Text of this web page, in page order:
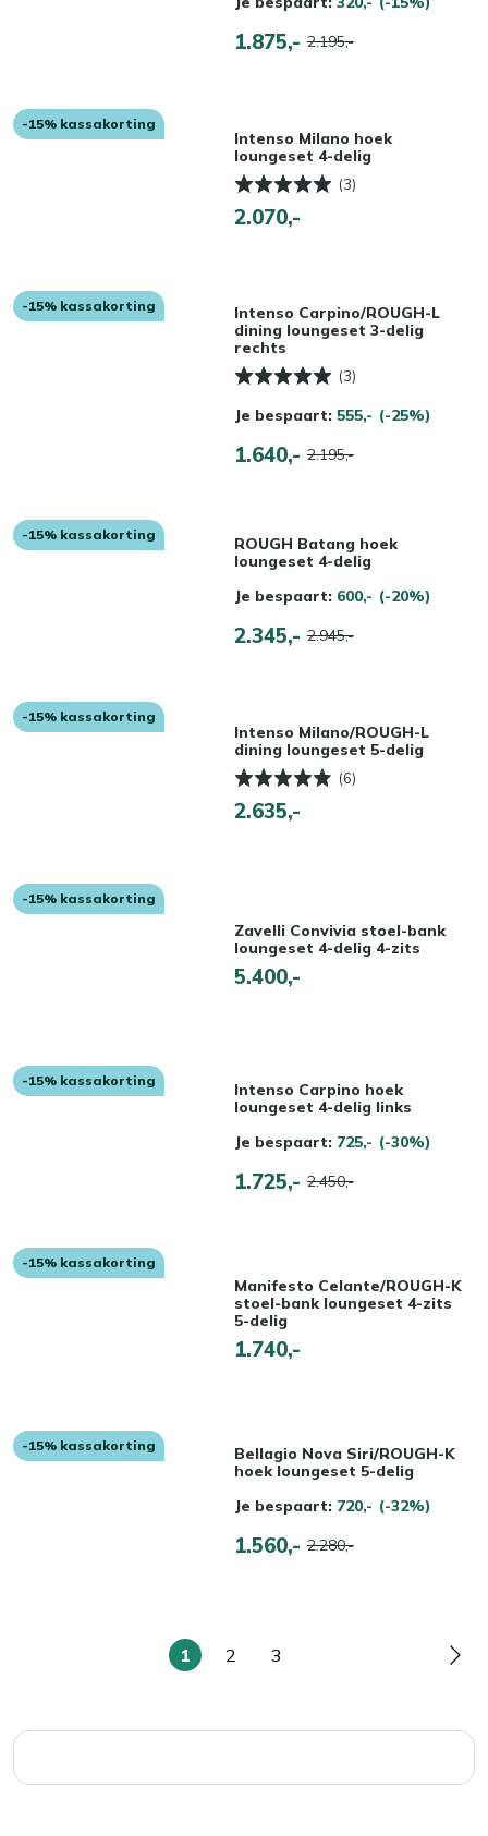
1.875,- 2.195,-
-15% kassakorting
Intenso Milano hoek
loungeset 4-delig
(3)
2.070,-
-15% kassakorting
Intenso Carpino/ROUGH-L
dining loungeset 3-delig
rechts
(3)
Je bespaart: 555,- (-25%)
1.640,- 2.195,-
-15% kassakorting
ROUGH Batang hoek
loungeset 4-delig
Je bespaart: 600,- (-20%)
2.345,- 2.945,-
-15% kassakorting
Intenso Milano/ROUGH-L
dining loungeset 5-delig
(6)
2.635,-
-15% kassakorting
Zavelli Convivia stoel-bank
loungeset 4-delig 4-zits
5.400,-
-15% kassakorting
Intenso Carpino hoek
loungeset 4-delig links
Je bespaart: 725,- (-30%)
1.725,- 2.450,-
-15% kassakorting
Manifesto Celante/ROUGH-K
stoel-bank loungeset 4-zits
5-delig
1.740,-
-15% kassakorting
Bellagio Nova Siri/ROUGH-K
hoek loungeset 5-delig
Je bespaart: 720,- (-32%)
1.560,- 2.280,-
U
1
Pagina
2
Pagina
3